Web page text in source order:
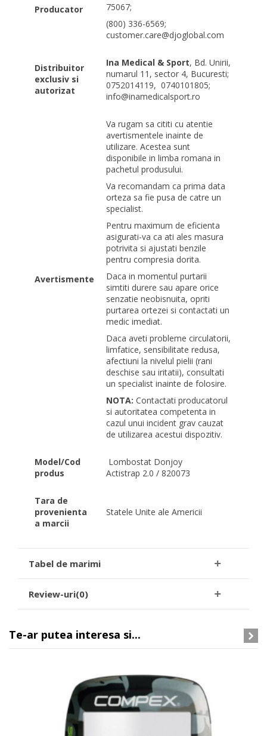
Producator
75067;
(800) 336-6569;
customer.care@djoglobal.com
Distribuitor
exclusiv si
autorizat
Ina Medical & Sport, Bd. Unirii,
numarul 11, sector 4, Bucuresti;
0752014119, 0740101805;
info@inamedicalsport.ro
Avertismente
Va rugam sa cititi cu atentie
avertismentele inainte de
utilizare. Acestea sunt
disponibile in limba romana in
pachetul produsului.
Va recomandam ca prima data
orteza sa fie pusa de catre un
specialist.
Pentru maximum de eficienta
asigurati-va ca ati ales masura
potrivita si ajustati benzile
pentru compresia dorita.
Daca in momentul purtarii
simtiti durere sau apare orice
senzatie neobisnuita, opriti
purtarea ortezei si contactati un
medic imediat.
Daca aveti probleme circulatorii,
limfatice, sensibilitate redusa,
afectiuni la nivelul pielii (rani
deschise sau iritatii), consultati
un specialist inainte de folosire.
NOTA: Contactati producatorul
si autoritatea competenta in
cazul unui incident grav cauzat
de utilizarea acestui dispozitiv.
Model/Cod
produs
Lombostat Donjoy
Actistrap 2.0 / 820073
Tara de
provenienta
a marcii
Statele Unite ale Americii
Tabel de marimi
Review-uri(0)
Te-ar putea interesa si...